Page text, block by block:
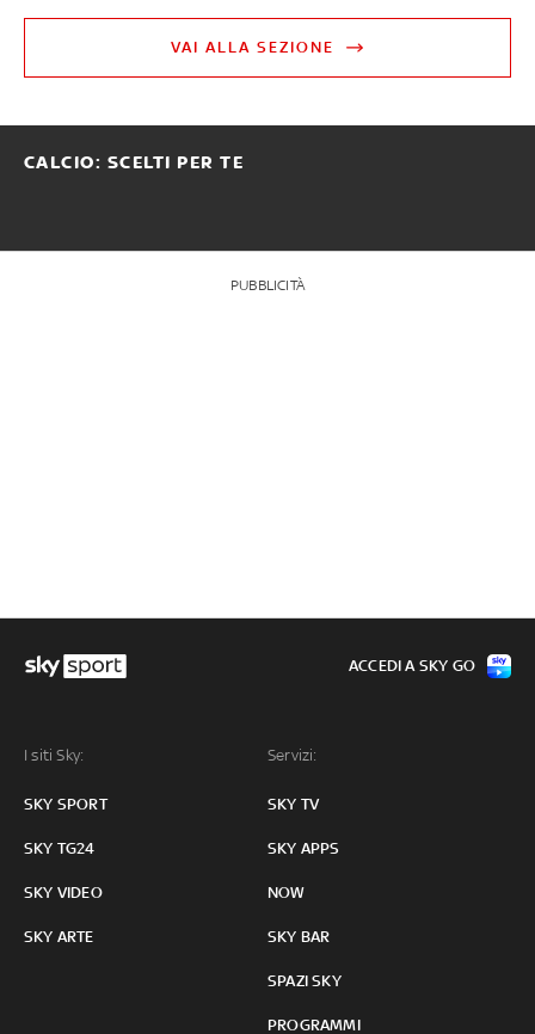
VAI ALLA SEZIONE
CALCIO: SCELTI PER TE
PUBBLICITÀ
I siti Sky:
SKY SPORT
SKY TG24
SKY VIDEO
SKY ARTE
Servizi:
SKY TV
SKY APPS
NOW
SKY BAR
SPAZI SKY
PROGRAMMI
ACCEDI A SKY GO